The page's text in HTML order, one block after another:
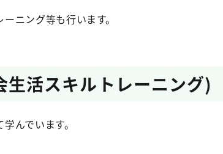
ニング等も行います。
生活スキルトレーニング)
んでいます。